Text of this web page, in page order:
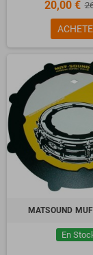
20,00 €
MATSOUND
En